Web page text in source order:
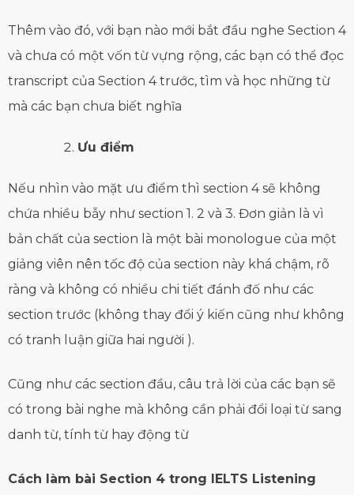
Thêm vào đó, với bạn nào mới bắt đầu nghe Section 4
và chưa có một vốn từ vựng rộng, các bạn có thể đọc
transcript của Section 4 trước, tìm và học những từ
mà các bạn chưa biết nghĩa
Ưu điểm
Nếu nhìn vào mặt ưu điểm thì section 4 sẽ không
chứa nhiều bẫy như section 1. 2 và 3. Đơn giản là vì
bản chất của section là một bài monologue của một
giảng viên nên tốc độ của section này khá chậm, rõ
ràng và không có nhiều chi tiết đánh đố như các
section trước (không thay đổi ý kiến cũng như không
có tranh luận giữa hai người ).
Cũng như các section đầu, câu trả lời của các bạn sẽ
có trong bài nghe mà không cần phải đổi loại từ sang
danh từ, tính từ hay động từ
Cách làm bài Section 4 trong IELTS Listening